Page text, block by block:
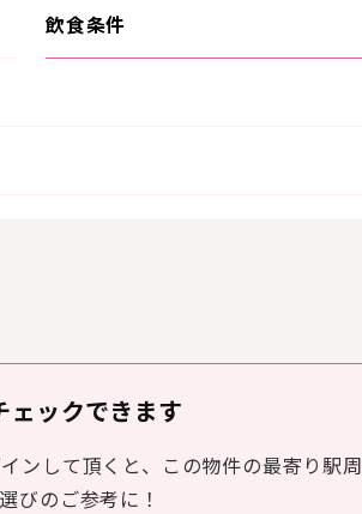
飲食条件
ェックできます
ンして頂くと、この物件の最寄り駅
びのご参考に！